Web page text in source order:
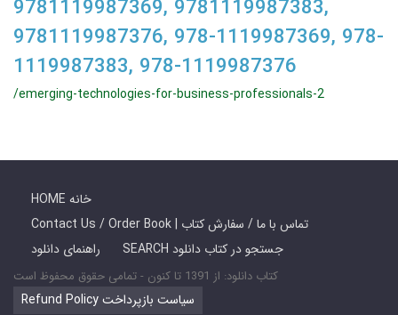
9781119987369, 9781119987383,
9781119987376, 978-1119987369, 978-
1119987383, 978-1119987376
/emerging-technologies-for-business-professionals-2
HOME خانه
Contact Us / Order Book | تماس با ما / سفارش کتاب
راهنمای دانلود
SEARCH جستجو در کتاب دانلود
کتاب دانلود: از 1391 تا کنون - تمامی حقوق محفوظ است
Refund Policy سیاست بازپرداخت